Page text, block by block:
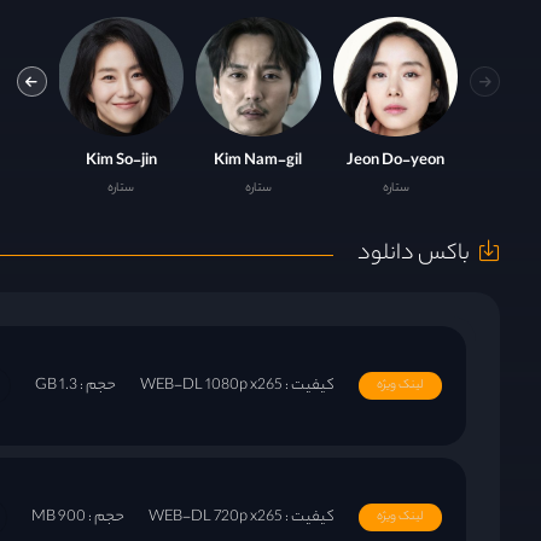
Jeon Do-yeon
ستاره
Kim Nam-gil
ستاره
Kim So-jin
ستاره
باکس دانلود
لینک ویژه کیفیت : WEB-DL 1080p x265 حجم : 1.3 GB
لینک ویژه کیفیت : WEB-DL 720p x265 حجم : 900 MB